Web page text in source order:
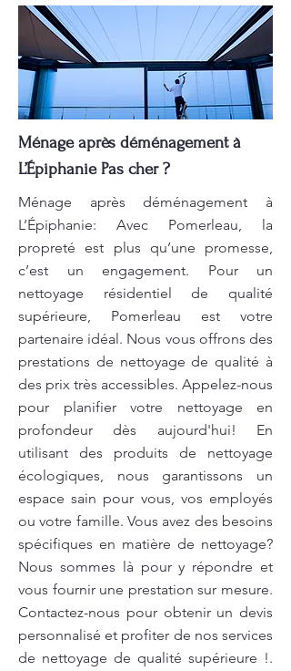
Ménage après déménagement à
L’Épiphanie Pas cher ?
Ménage après déménagement à
L’Épiphanie: Avec Pomerleau, la
propreté est plus qu’une promesse,
c’est un engagement. Pour un
nettoyage résidentiel de qualité
supérieure, Pomerleau est votre
partenaire idéal. Nous vous offrons des
prestations de nettoyage de qualité à
des prix très accessibles. Appelez-nous
pour planifier votre nettoyage en
profondeur dès aujourd'hui! En
utilisant des produits de nettoyage
écologiques, nous garantissons un
espace sain pour vous, vos employés
ou votre famille. Vous avez des besoins
spécifiques en matière de nettoyage?
Nous sommes là pour y répondre et
vous fournir une prestation sur mesure.
Contactez-nous pour obtenir un devis
personnalisé et profiter de nos services
de nettoyage de qualité supérieure !.